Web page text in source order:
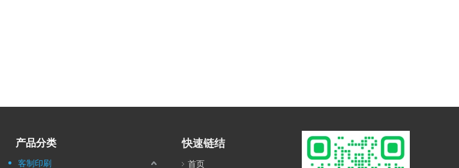
产品分类
客制印刷
快速链结
首页